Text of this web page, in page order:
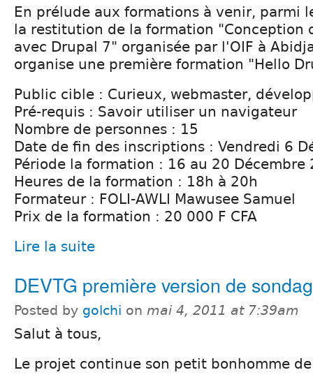
En prélude aux formations à venir, parmi
la restitution de la formation "Conception
avec Drupal 7" organisée par l'OIF à
organise une première formation "Hello
Public cible : Curieux, webmaster,
Pré-requis : Savoir utiliser un navigateur
Nombre de personnes : 15
Date de fin des inscriptions : Vendredi 6
Période la formation : 16 au 20 Décembre
Heures de la formation : 18h à 20h
Formateur : FOLI-AWLI Mawusee Samuel
Prix de la formation : 20 000 F CFA
Lire la suite
DEVTG première version de
Posted by golchi on mai 4, 2011 at 7:39am
Salut à tous,
Le projet continue son petit bonhomme